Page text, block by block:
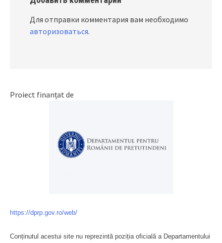
Для отправки комментария вам необходимо
авторизоваться.
Proiect finanțat de
https://dprp.gov.ro/web/
Conținutul acestui site nu reprezintă poziția oficială a Departamentului